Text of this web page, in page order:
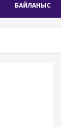
БАЙЛАНЫС